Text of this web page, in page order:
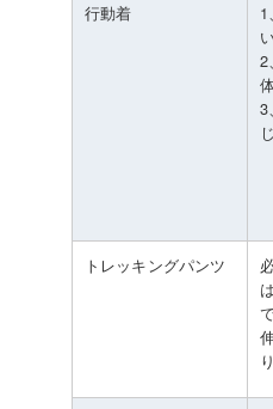
行動着
2
3
トレッキングパンツ